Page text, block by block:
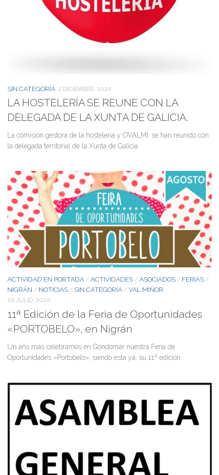
SIN CATEGORÍA 2 DICIEMBRE, 2020
LA HOSTELERÍA SE REUNE CON LA
DELEGADA DE LA XUNTA DE GALICIA.
La comisión gestora de la hostelería y OVALMI, se han reunido con
la delegada territorial de la Xunta de Galicia.
ACTIVIDAD EN PORTADA / ACTIVIDADES / ASOCIADOS / FERIAS /
NIGRÁN / NOTICIAS / SIN CATEGORÍA / VAL MIÑOR
20 JULIO, 2020
11ª Edición de la Feria de Oportunidades
«PORTOBELO», en Nigrán
Un año más celebramos en Gondomar nuestra Feria de
Oportunidades «Portobelo», siendo esta ya, su 11ª edición.